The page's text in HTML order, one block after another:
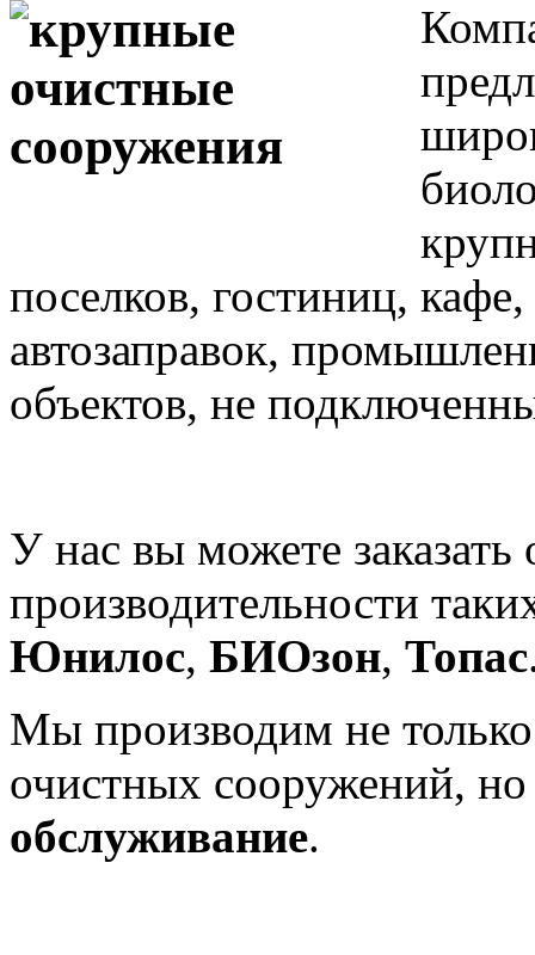
поселков, гостиниц,
автозаправок,
объектов, не
У нас вы можете
производительности
Юнилос, БИОзон, Топас
Мы производим не
очистных сооружений,
обслуживание.